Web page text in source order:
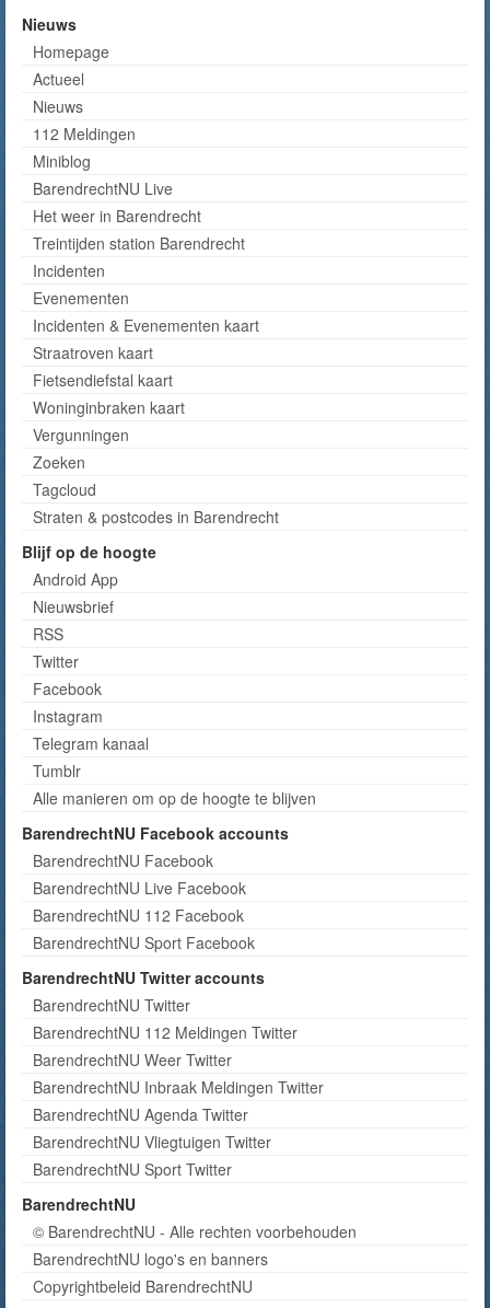
Nieuws
Homepage
Actueel
Nieuws
112 Meldingen
Miniblog
BarendrechtNU Live
Het weer in Barendrecht
Treintijden station Barendrecht
Incidenten
Evenementen
Incidenten & Evenementen kaart
Straatroven kaart
Fietsendiefstal kaart
Woninginbraken kaart
Vergunningen
Zoeken
Tagcloud
Straten & postcodes in Barendrecht
Blijf op de hoogte
Android App
Nieuwsbrief
RSS
Twitter
Facebook
Instagram
Telegram kanaal
Tumblr
Alle manieren om op de hoogte te blijven
BarendrechtNU Facebook accounts
BarendrechtNU Facebook
BarendrechtNU Live Facebook
BarendrechtNU 112 Facebook
BarendrechtNU Sport Facebook
BarendrechtNU Twitter accounts
BarendrechtNU Twitter
BarendrechtNU 112 Meldingen Twitter
BarendrechtNU Weer Twitter
BarendrechtNU Inbraak Meldingen Twitter
BarendrechtNU Agenda Twitter
BarendrechtNU Vliegtuigen Twitter
BarendrechtNU Sport Twitter
BarendrechtNU
© BarendrechtNU - Alle rechten voorbehouden
BarendrechtNU logo's en banners
Copyrightbeleid BarendrechtNU